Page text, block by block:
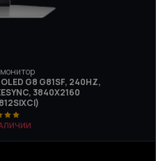
G8 G81SF, 240HZ,
3840Х2160